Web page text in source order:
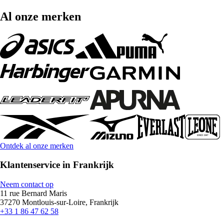
Al onze merken
Ontdek al onze merken
Klantenservice in Frankrijk
Neem contact op
11 rue Bernard Maris
37270 Montlouis-sur-Loire, Frankrijk
+33 1 86 47 62 58